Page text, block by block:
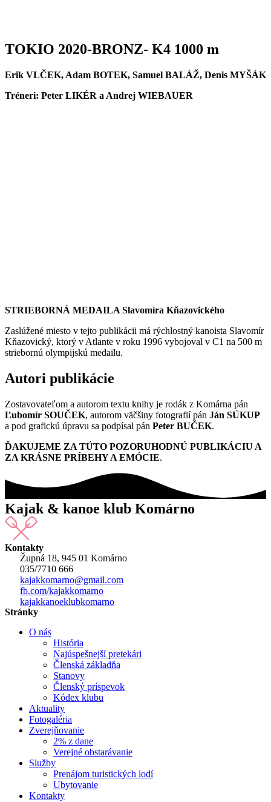
TOKIO 2020-BRONZ- K4 1000 m
Erik VLČEK, Adam BOTEK, Samuel BALÁŽ, Denis MYŠÁK
Tréneri: Peter LIKÉR a Andrej WIEBAUER
STRIEBORNÁ MEDAILA Slavomíra Kňazovického
Zaslúžené miesto v tejto publikácii má rýchlostný kanoista Slavomír
Kňazovický, ktorý v Atlante v roku 1996 vybojoval v C1 na 500 m
striebornú olympijskú medailu.
Autori publikácie
Zostavovateľom a autorom textu knihy je rodák z Komárna pán
Ľubomír SOUČEK, autorom väčšiny fotografií pán Ján SÚKUP
a pod grafickú úpravu sa podpísal pán Peter BUČEK.
ĎAKUJEME ZA TÚTO POZORUHODNÚ PUBLIKÁCIU A
ZA KRÁSNE PRÍBEHY A EMÓCIE.
Kajak & kanoe klub Komárno
Kontakty
Župná 18, 945 01 Komárno
035/7710 666
kajakkomarno@gmail.com
fb.com/kajakkomarno
kajakkanoeklubkomarno
Stránky
O nás
História
Najúspešnejší pretekári
Členská základňa
Stanovy
Členský príspevok
Kódex klubu
Aktuality
Fotogaléria
Zverejňovanie
2% z dane
Verejné obstarávanie
Služby
Prenájom turistických lodí
Ubytovanie
Kontakty